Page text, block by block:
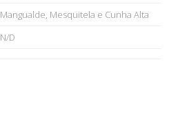
Mangualde, Mesquitela e Cunha Alta
N/D